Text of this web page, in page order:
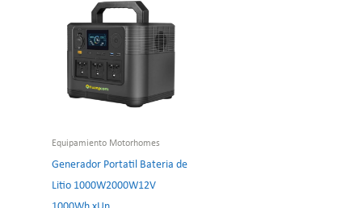
Equipamiento Motorhomes
Generador Portatil Bateria de
Litio 1000W2000W12V